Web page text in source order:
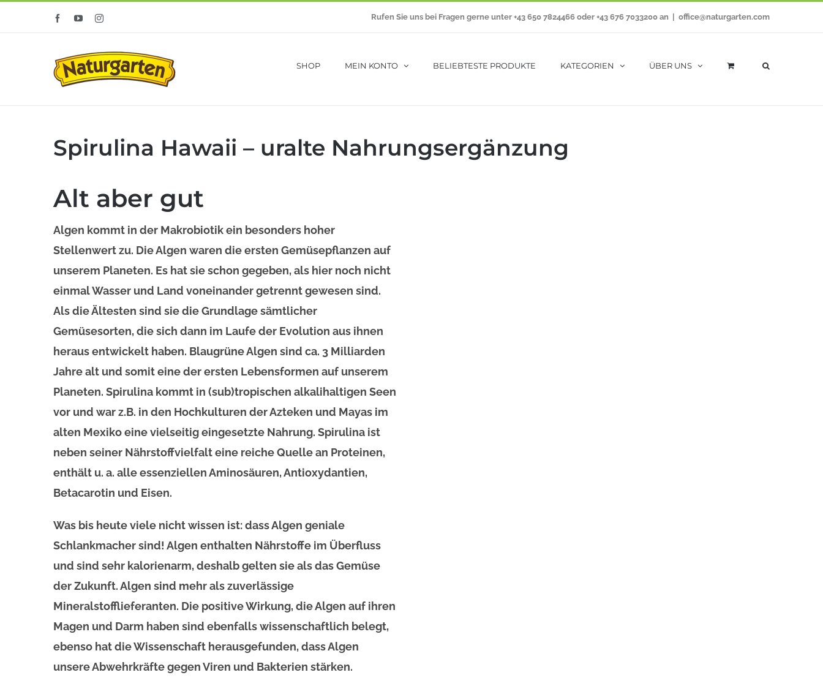
FacebookYouTubeInstagram Rufen Sie uns bei Fragen gerne unter +43 650 7824466 oder +43 676 7033200 an office@naturgarten.com
SHOP MEIN KONTO BELIEBTESTE PRODUKTE KATEGORIEN ÜBER UNS
Spirulina Hawaii – uralte Nahrungsergänzung
Alt aber gut
Algen kommt in der Makrobiotik ein besonders hoher
Stellenwert zu. Die Algen waren die ersten Gemüsepflanzen auf
unserem Planeten. Es hat sie schon gegeben, als hier noch nicht
einmal Wasser und Land voneinander getrennt gewesen sind.
Als die Ältesten sind sie die Grundlage sämtlicher
Gemüsesorten, die sich dann im Laufe der Evolution aus ihnen
heraus entwickelt haben. Blaugrüne Algen sind ca. 3 Milliarden
Jahre alt und somit eine der ersten Lebensformen auf unserem
Planeten. Spirulina kommt in (sub)tropischen alkalihaltigen Seen
vor und war z.B. in den Hochkulturen der Azteken und Mayas im
alten Mexiko eine vielseitig eingesetzte Nahrung. Spirulina ist
neben seiner Nährstoffvielfalt eine reiche Quelle an Proteinen,
enthält u. a. alle essenziellen Aminosäuren, Antioxydantien,
Betacarotin und Eisen.
Was bis heute viele nicht wissen ist: dass Algen geniale
Schlankmacher sind! Algen enthalten Nährstoffe im Überfluss
und sind sehr kalorienarm, deshalb gelten sie als das Gemüse
der Zukunft. Algen sind mehr als zuverlässige
Mineralstofflieferanten. Die positive Wirkung, die Algen auf ihren
Magen und Darm haben sind ebenfalls wissenschaftlich belegt,
ebenso hat die Wissenschaft herausgefunden, dass Algen
unsere Abwehrkräfte gegen Viren und Bakterien stärken.